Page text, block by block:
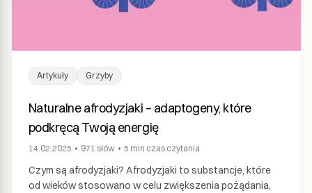
Artykuły Grzyby
Naturalne afrodyzjaki – adaptogeny, które
podkręcą Twoją energię
14.02.2025 • 971 słów • 5 min czas czytania
Czym są afrodyzjaki? Afrodyzjaki to substancje, które
od wieków stosowano w celu zwiększenia pożądania,